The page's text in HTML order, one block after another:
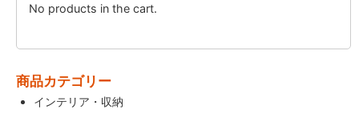
No products in the cart.
商品カテゴリー
インテリア・収納